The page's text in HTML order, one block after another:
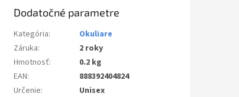
Dodatočné parametre
Kategória:
Okuliare
Záruka:
2 roky
Hmotnosť:
0.2 kg
EAN:
888392404824
Určenie:
Unisex